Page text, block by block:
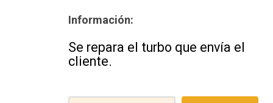
Información:
Se repara el turbo que envía el
cliente.